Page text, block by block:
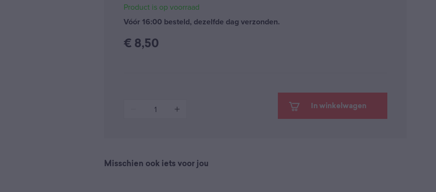
Product is op voorraad
Vóór 16:00 besteld, dezelfde dag verzonden.
€ 8,50
1 In winkelwagen
Misschien ook iets voor jou